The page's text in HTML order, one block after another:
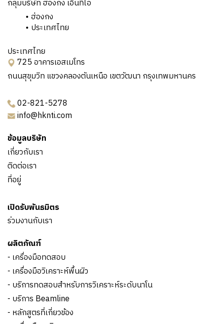
กลุ่มบริษัท ฮ่องกง เอ็นทีไอ
ฮ่องกง
ประเทศไทย
ประเทศไทย
725 อาคารเอสเมโทร
ถนนสุขุมวิท แขวงคลองตันเหนือ เขตวัฒนา กรุงเทพมหานคร
02-821-5278
info@hknti.com
ข้อมูลบริษัท
เกี่ยวกับเรา
ติดต่อเรา
ที่อยู่
เปิดรับพันธมิตร
ร่วมงานกับเรา
ผลิตภัณฑ์
- เครื่องมือทดสอบ
- เครื่องมือวิเคราะห์พื้นผิว
- บริการทดสอบสำหรับการวิเคราะห์ระดับนาโน
- บริการ Beamline
- หลักสูตรที่เกี่ยวข้อง